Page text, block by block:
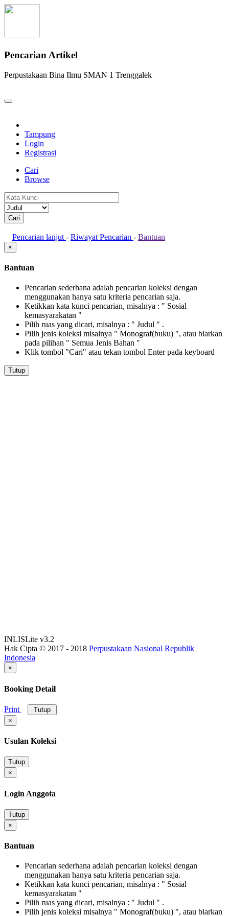
Pencarian Artikel
Perpustakaan Bina Ilmu SMAN 1 Trenggalek
Tampung
Login
Registrasi
Cari
Browse
Pencarian lanjut - Riwayat Pencarian - Bantuan
×
Bantuan
Pencarian sederhana adalah pencarian koleksi dengan
menggunakan hanya satu kriteria pencarian saja.
Ketikkan kata kunci pencarian, misalnya : " Sosial
kemasyarakatan "
Pilih ruas yang dicari, misalnya : " Judul " .
Pilih jenis koleksi misalnya " Monograf(buku) ", atau biarkan
pada pilihan " Semua Jenis Bahan "
Klik tombol "Cari" atau tekan tombol Enter pada keyboard
Tutup
INLISLite v3.2
Hak Cipta © 2017 - 2018 Perpustakaan Nasional Republik
Indonesia
×
Booking Detail
Print
Tutup
×
Usulan Koleksi
Tutup
×
Login Anggota
Tutup
×
Bantuan
Pencarian sederhana adalah pencarian koleksi dengan
menggunakan hanya satu kriteria pencarian saja.
Ketikkan kata kunci pencarian, misalnya : " Sosial
kemasyarakatan "
Pilih ruas yang dicari, misalnya : " Judul " .
Pilih jenis koleksi misalnya " Monograf(buku) ", atau biarkan